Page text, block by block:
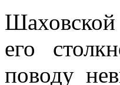
Шаховской
его
поводу